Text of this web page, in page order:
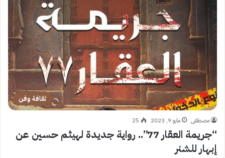
ثقافة وفن
مصطفى مايو 9, 2023 25
“جريمة العقار 77”.. رواية جديدة لهيثم حسين عن
إبهار للشنر